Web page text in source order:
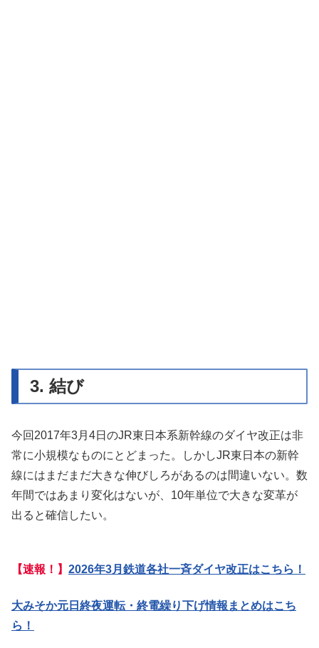
3. 結び
今回2017年3月4日のJR東日本系新幹線のダイヤ改正は非
常に小規模なものにとどまった。しかしJR東日本の新幹
線にはまだまだ大きな伸びしろがあるのは間違いない。数
年間ではあまり変化はないが、10年単位で大きな変革が
出ると確信したい。
【速報！】 2026年3月鉄道各社一斉ダイヤ改正はこちら！
大みそか元日終夜運転・終電繰り下げ情報まとめはこち
ら！